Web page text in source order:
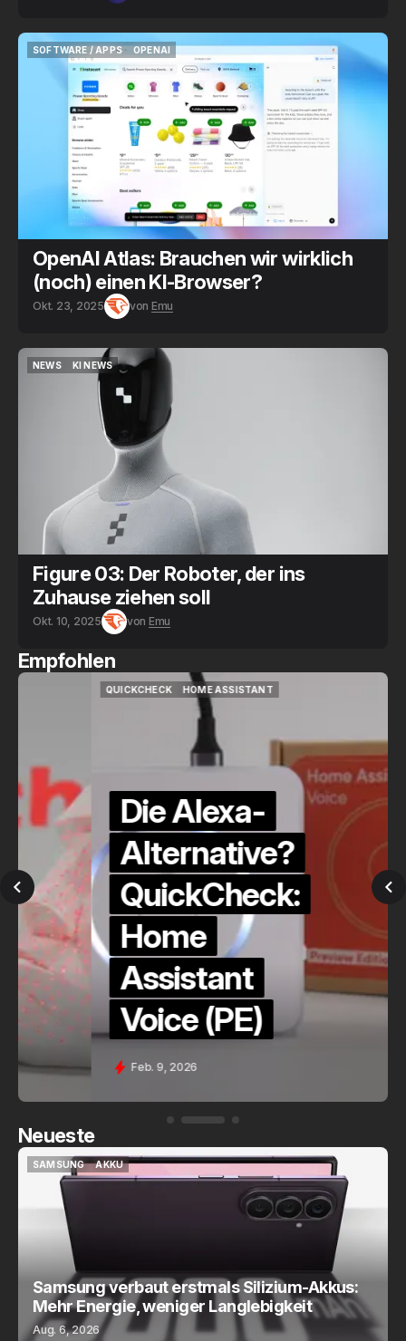
SOFTWARE / APPS
SOFTWARE / APPS
OPENAI
OpenAI Atlas: Brauchen wir wirklich
(noch) einen KI-Browser?
Okt. 23, 2025 von Emu
NEWS
KI NEWS
KI NEWS
Figure 03: Der Roboter, der ins
Zuhause ziehen soll
Okt. 10, 2025 von Emu
Empfohlen
HOME ASSISTANT
HOME ASSISTANT
Die Alexa-
Alternative?
QuickCheck:
Home
Assistant
Voice (PE)
Feb. 9, 2026
Neueste
SAMSUNG
SAMSUNG
AKKU
AKKU
Samsung verbaut erstmals Silizium-Akkus:
Mehr Energie, weniger Langlebigkeit
Aug. 6, 2026